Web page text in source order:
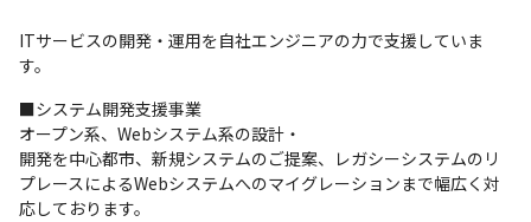
バー関係の実務経験を積む。
ワークライフバランスを保ちながら、入社2年目もスキルを着実に
ITサービスの開発・運用を自社エンジニアの力で支援していま
す。
■システム開発支援事業
オープン系、Webシステム系の設計・
開発を中心都市、新規システムのご提案、レガシーシステムのリ
プレースによるWebシステムへのマイグレーションまで幅広く対
応しております。